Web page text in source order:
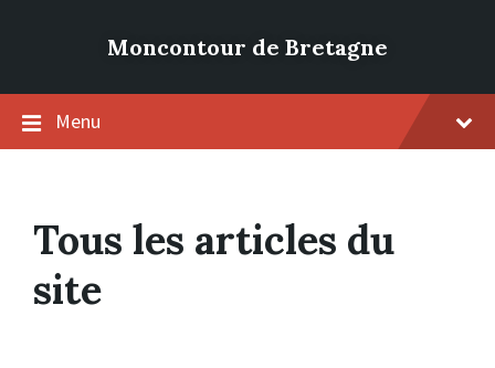
Moncontour de Bretagne
Menu
Tous les articles du
site